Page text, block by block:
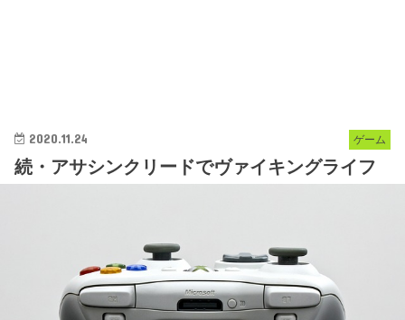
ゲーム
2020.11.24
続・アサシンクリードでヴァイキングライフ